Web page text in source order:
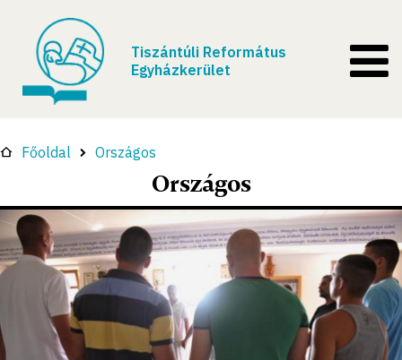
Tiszántúli Református
Egyházkerület
Főoldal Országos
Országos